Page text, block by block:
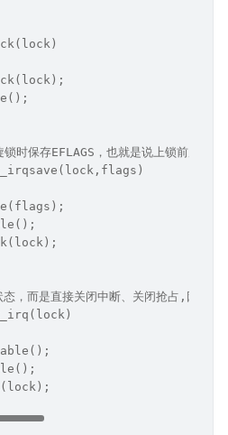
时保存EFLAGS，也就是说上锁前后需要
，而是直接关闭中断、关闭抢占,因此这